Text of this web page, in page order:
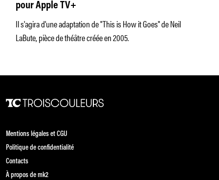
pour Apple TV+
Il s'agira d'une adaptation de "This is How it Goes" de Neil
LaBute, pièce de théâtre créée en 2005.
Mentions légales et CGU
Politique de confidentialité
Contacts
À propos de mk2